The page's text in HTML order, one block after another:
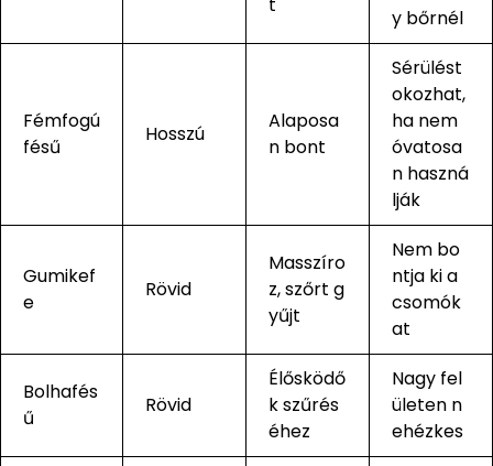
y bőrnél
Fémfogú
fésű
Hosszú
Alaposa
n bont
Sérülést
okozhat,
ha nem
óvatosa
n haszná
lják
Gumikef
e
Rövid
Masszíro
z, szőrt g
yűjt
Nem bo
ntja ki a
csomók
at
Bolhafés
ű
Rövid
Élősködő
k szűrés
éhez
Nagy fel
ületen n
ehézkes